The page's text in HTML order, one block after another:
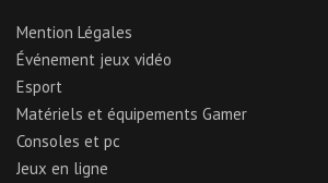
Mention Légales
Événement jeux vidéo
Esport
Matériels et équipements Gamer
Consoles et pc
Jeux en ligne